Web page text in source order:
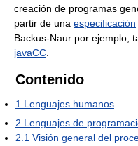
creación de programas
partir de una especificación
Backus-Naur por ejemplo,
javaCC
Contenido
1 Lenguajes humanos
2 Lenguajes de
2.1 Visión general del